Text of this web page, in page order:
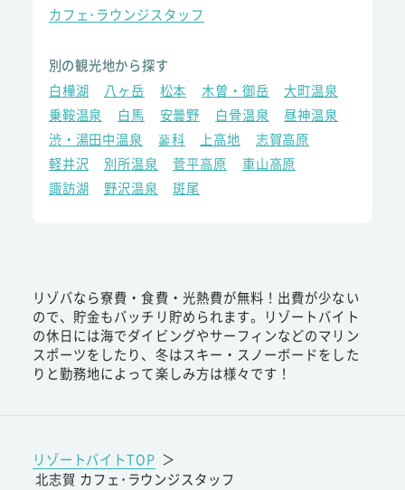
カフェ･ラウンジスタッフ
別の観光地から探す
白樺湖
八ヶ岳 松本 木曽・御岳
大町温泉
乗鞍温泉
白馬 安曇野 白骨温泉
昼神温泉
渋・湯田中温泉
蓼科 上高地
志賀高原
軽井沢
別所温泉 菅平高原
車山高原
諏訪湖
野沢温泉 斑尾
リゾバなら寮費・食費・光熱費が無料！出費が少ない
ので、貯金もバッチリ貯められます。リゾートバイト
の休日には海でダイビングやサーフィンなどのマリン
スポーツをしたり、冬はスキー・スノーボードをした
りと勤務地によって楽しみ方は様々です！
リゾートバイトTOP ＞
北志賀 カフェ･ラウンジスタッフ